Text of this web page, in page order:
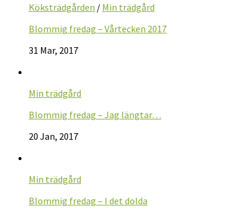
Köksträdgården / Min trädgård
Blommig fredag – Vårtecken 2017
31 Mar, 2017
Min trädgård
Blommig fredag – Jag längtar…
20 Jan, 2017
Min trädgård
Blommig fredag – I det dolda